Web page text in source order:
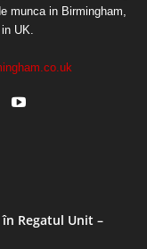
munca in Birmingham,
UK.
Regatul Unit –